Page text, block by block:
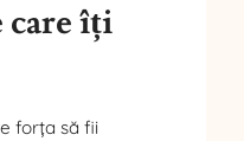
care îți
forța să fii